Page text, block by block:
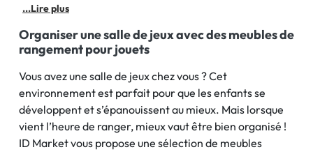
qu’il vous faut, et offrez la possibilité à votre enfant de
...Lire plus
Organiser une salle de jeux avec des meubles de
rangement pour jouets
Vous avez une salle de jeux chez vous ? Cet
environnement est parfait pour que les enfants se
développent et s’épanouissent au mieux. Mais lorsque
vient l’heure de ranger, mieux vaut être bien organisé !
ID Market vous propose une sélection de meubles